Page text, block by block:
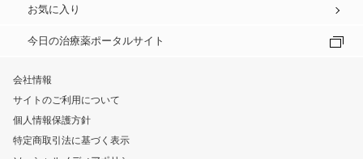
お気に入り
今日の治療薬ポータルサイト
会社情報
サイトのご利用について
個人情報保護方針
特定商取引法に基づく表示